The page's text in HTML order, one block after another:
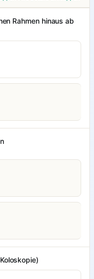
Rahmen hinaus ab